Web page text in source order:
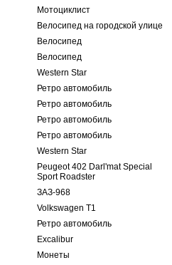
Мотоциклист
Велосипед на городской улице
Велосипед
Велосипед
Western Star
Ретро автомобиль
Ретро автомобиль
Ретро автомобиль
Ретро автомобиль
Western Star
Peugeot 402 Darl'mat Special
Sport Roadster
ЗАЗ-968
Volkswagen T1
Ретро автомобиль
Excalibur
Монеты